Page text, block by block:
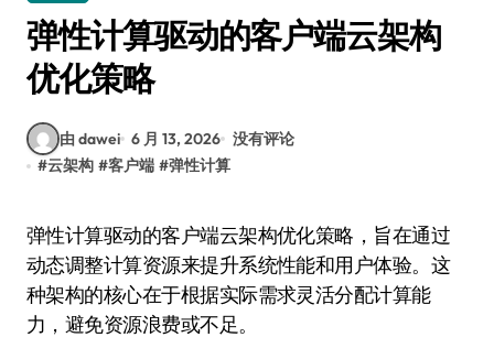
弹性计算驱动的客户端云架构
优化策略
由 dawei 6 月 13, 2026 没有评论
#云架构 #客户端 #弹性计算
弹性计算驱动的客户端云架构优化策略，旨在通过
动态调整计算资源来提升系统性能和用户体验。这
种架构的核心在于根据实际需求灵活分配计算能
力，避免资源浪费或不足。